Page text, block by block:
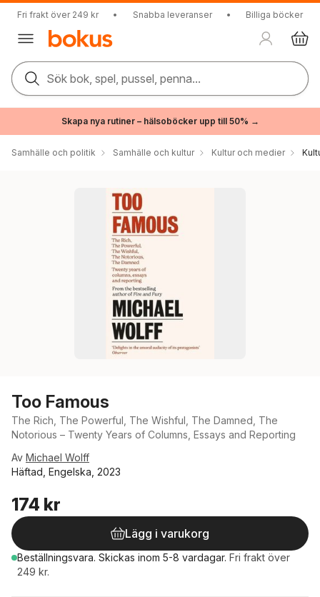
Fri frakt över 249 kr • Snabba leveranser • Billiga böcker
Sök bok, spel, pussel, penna...
Skapa nya rutiner – hälsoböcker upp till 50% →
Samhälle och politik Samhälle och kultur Kultur och medier
Too Famous
The Rich, The Powerful, The Wishful, The Damned, The
Notorious – Twenty Years of Columns, Essays and Reporting
Av Michael Wolff
Häftad, Engelska, 2023
174 kr
Lägg i varukorg
Beställningsvara. Skickas inom 5-8 vardagar. Fri frakt över
249 kr.